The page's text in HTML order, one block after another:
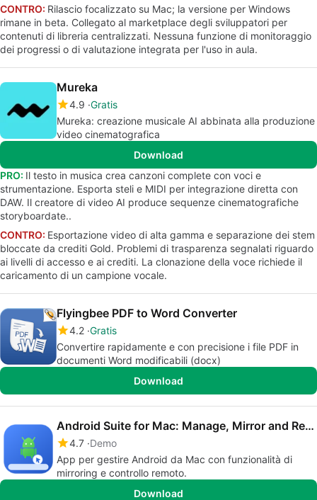
CONTRO: Rilascio focalizzato su Mac; la versione per Windows
rimane in beta. Collegato al marketplace degli sviluppatori per
contenuti di libreria centralizzati. Nessuna funzione di monitoraggio
dei progressi o di valutazione integrata per l'uso in aula.
Mureka
4.9 Gratis
Mureka: creazione musicale AI abbinata alla produzione
video cinematografica
Download
PRO: Il testo in musica crea canzoni complete con voci e
strumentazione. Esporta steli e MIDI per integrazione diretta con
DAW. Il creatore di video AI produce sequenze cinematografiche
storyboardate..
CONTRO: Esportazione video di alta gamma e separazione dei stem
bloccate da crediti Gold. Problemi di trasparenza segnalati riguardo
ai livelli di accesso e ai crediti. La clonazione della voce richiede il
caricamento di un campione vocale.
Flyingbee PDF to Word Converter
4.2 Gratis
Convertire rapidamente e con precisione i file PDF in
documenti Word modificabili (docx)
Download
Android Suite for Mac: Manage, Mirror and Remote Control
4.7 Demo
App per gestire Android da Mac con funzionalità di
mirroring e controllo remoto.
Download